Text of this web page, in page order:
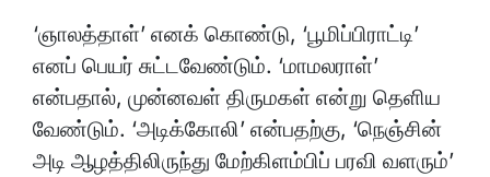
‘ஞாலத்தாள்’ எனக் கொண்டு, ‘பூமிப்பிராட்டி’
எனப் பெயர் சுட்டவேண்டும். ‘மாமலராள்’
என்பதால், முன்னவள் திருமகள் என்று தெளிய
வேண்டும். ‘அடிக்கோலி’ என்பதற்கு, ‘நெஞ்சின்
அடி ஆழத்திலிருந்து மேற்கிளம்பிப் பரவி வளரும்’